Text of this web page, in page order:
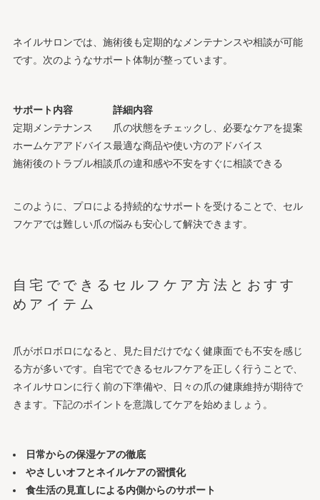
ネイルサロンでは、施術後も定期的なメンテナンスや相談が可能
です。次のようなサポート体制が整っています。
サポート内容
詳細内容
定期メンテナンス
爪の状態をチェックし、必要なケアを提案
ホームケアアドバイス最適な商品や使い方のアドバイス
施術後のトラブル相談爪の違和感や不安をすぐに相談できる
このように、プロによる持続的なサポートを受けることで、セル
フケアでは難しい爪の悩みも安心して解決できます。
自宅でできるセルフケア方法とおすす
めアイテム
爪がボロボロになると、見た目だけでなく健康面でも不安を感じ
る方が多いです。自宅でできるセルフケアを正しく行うことで、
ネイルサロンに行く前の下準備や、日々の爪の健康維持が期待で
きます。下記のポイントを意識してケアを始めましょう。
日常からの保湿ケアの徹底
やさしいオフとネイルケアの習慣化
食生活の見直しによる内側からのサポート